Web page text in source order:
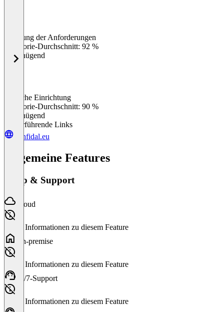
Erfüllung der Anforderungen
Kategorie-Durchschnitt: 92 %
Ungenügend
Einfache Einrichtung
Kategorie-Durchschnitt: 90 %
Ungenügend
Weiterführende Links
konfidal.eu
Allgemeine Features
Setup & Support
Cloud
Keine Informationen zu diesem Feature
On-premise
Keine Informationen zu diesem Feature
24/7-Support
Keine Informationen zu diesem Feature